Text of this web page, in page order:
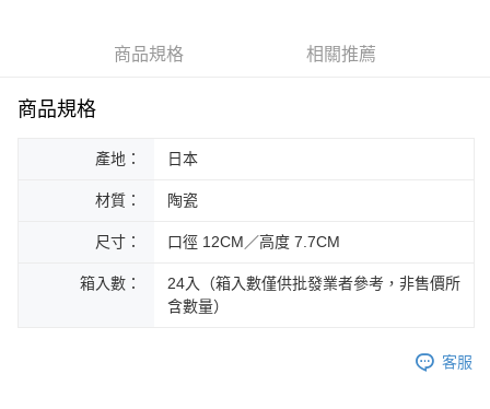
商品規格 相關推薦
商品規格
產地： 日本
材質： 陶瓷
尺寸： 口徑 12CM／高度 7.7CM
箱入數：
24入（箱入數僅供批發業者參考，非售價所
含數量）
客服